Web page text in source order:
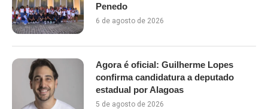
Penedo
6 de agosto de 2026
Agora é oficial: Guilherme Lopes
confirma candidatura a deputado
estadual por Alagoas
5 de agosto de 2026